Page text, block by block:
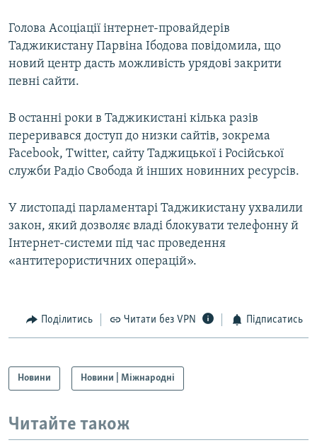
Голова Асоціації інтернет-провайдерів
Таджикистану Парвіна Ібодова повідомила, що
новий центр дасть можливість урядові закрити
певні сайти.
В останні роки в Таджикистані кілька разів
переривався доступ до низки сайтів, зокрема
Facebook, Twitter, сайту Таджицької і Російської
служби Радіо Свобода й інших новинних ресурсів.
У листопаді парламентарі Таджикистану ухвалили
закон, який дозволяє владі блокувати телефонну й
Інтернет-системи під час проведення
«антитерористичних операцій».
Поділитись Читати без VPN Підписатись
Новини Новини | Міжнародні
Читайте також